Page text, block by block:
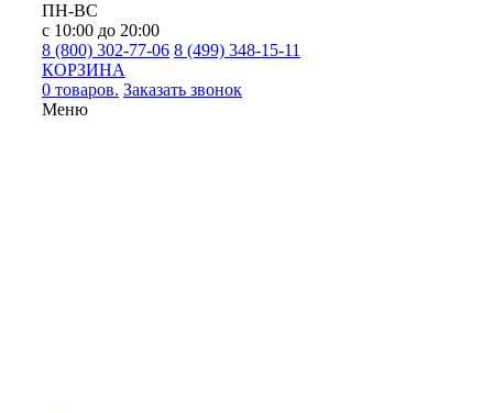
ПН-ВС
с 10:00 до 20:00
8 (800) 302-77-06 8 (499) 348-15-11
КОРЗИНА
0 товаров. Заказать звонок
Меню